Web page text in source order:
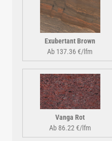
Exubertant Brown
Ab 137.36 €/lfm
Vanga Rot
Ab 86.22 €/lfm